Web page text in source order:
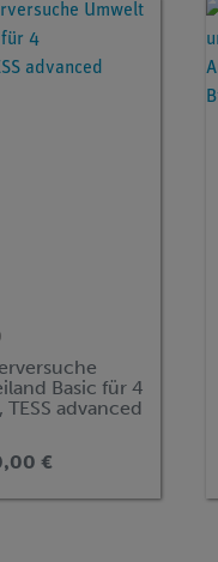
Basic für 4
advanced
€